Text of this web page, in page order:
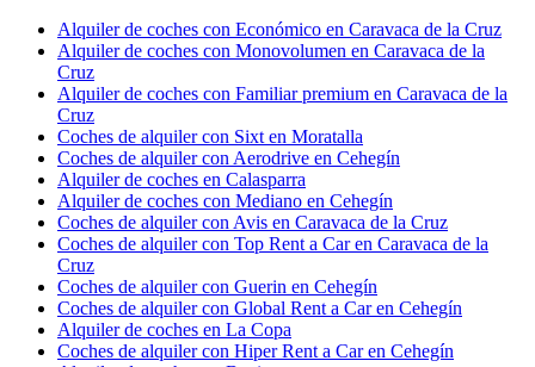
Alquiler de coches con Económico en Caravaca de la Cruz
Alquiler de coches con Monovolumen en Caravaca de la
Cruz
Alquiler de coches con Familiar premium en Caravaca de la
Cruz
Coches de alquiler con Sixt en Moratalla
Coches de alquiler con Aerodrive en Cehegín
Alquiler de coches en Calasparra
Alquiler de coches con Mediano en Cehegín
Coches de alquiler con Avis en Caravaca de la Cruz
Coches de alquiler con Top Rent a Car en Caravaca de la
Cruz
Coches de alquiler con Guerin en Cehegín
Coches de alquiler con Global Rent a Car en Cehegín
Alquiler de coches en La Copa
Coches de alquiler con Hiper Rent a Car en Cehegín